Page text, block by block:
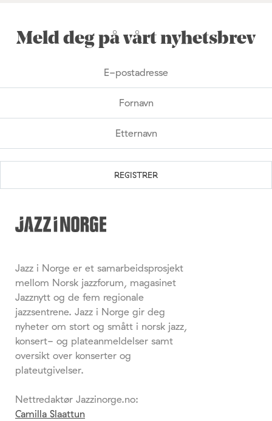
Meld deg på vårt nyhetsbrev
Jazz i Norge er et samarbeidsprosjekt
mellom Norsk jazzforum, magasinet
Jazznytt og de fem regionale
jazzsentrene. Jazz i Norge gir deg
nyheter om stort og smått i norsk jazz,
konsert- og plateanmeldelser samt
oversikt over konserter og
plateutgivelser.
Nettredaktør Jazzinorge.no:
Camilla Slaattun